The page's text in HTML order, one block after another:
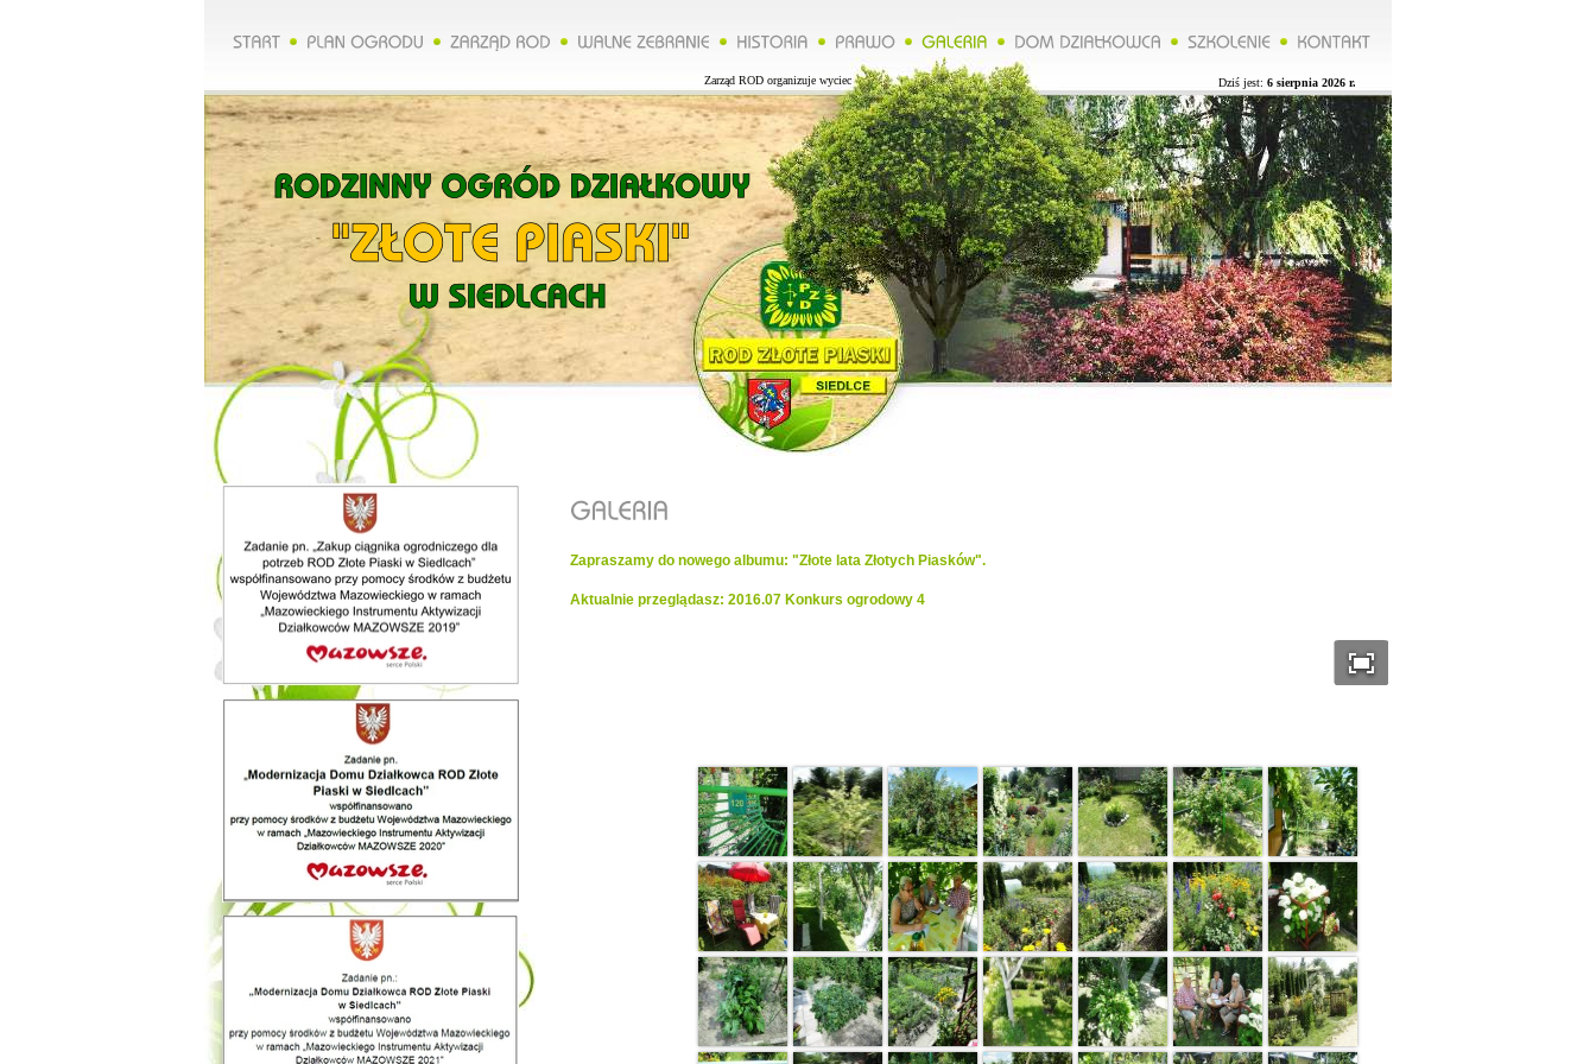
Zarząd ROD organizuje wycieczkę do Lublina więcej na naszej stronie.**********Zarząd ROD organizuje wycieczkę do Lublina więcej na naszej stronie.**********Zarząd ROD
Dziś jest: 6 sierpnia 2026 r.
Zapraszamy do nowego albumu: "Złote lata Złotych Piasków".
Aktualnie przeglądasz: 2016.07 Konkurs ogrodowy 4